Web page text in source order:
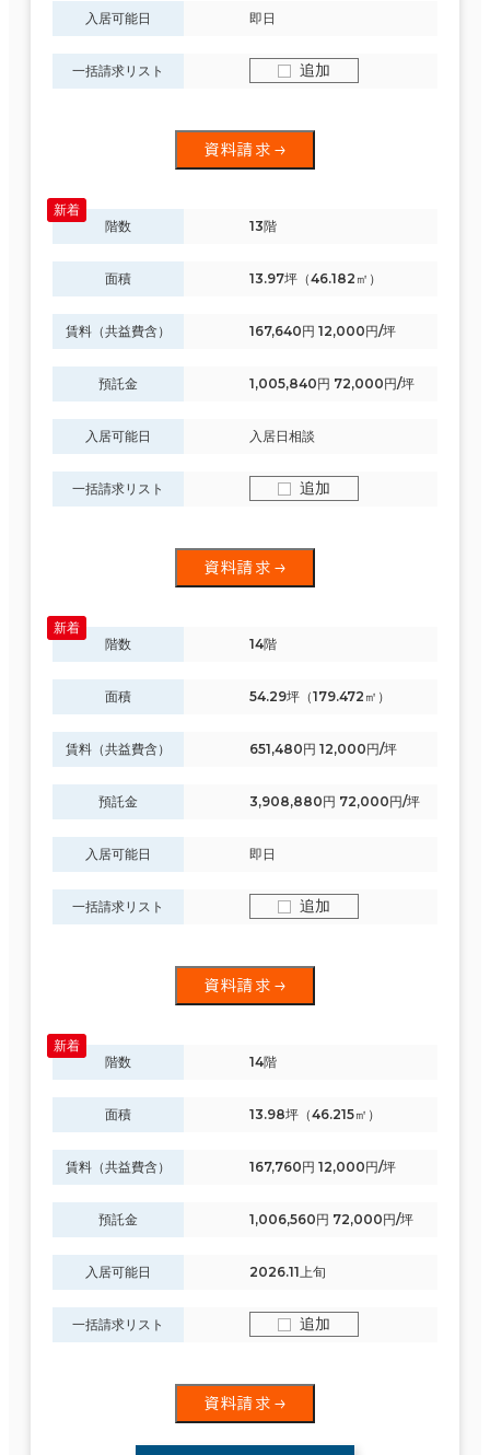
入居可能日 即日
一括請求リスト 追加
資料請求
階数 13階
面積 13.97坪（46.182㎡）
賃料（共益費含） 167,640円 12,000円/坪
預託金 1,005,840円 72,000円/坪
入居可能日 入居日相談
一括請求リスト 追加
資料請求
階数 14階
面積 54.29坪（179.472㎡）
賃料（共益費含） 651,480円 12,000円/坪
預託金 3,908,880円 72,000円/坪
入居可能日 即日
一括請求リスト 追加
資料請求
階数 14階
面積 13.98坪（46.215㎡）
賃料（共益費含） 167,760円 12,000円/坪
預託金 1,006,560円 72,000円/坪
入居可能日 2026.11上旬
一括請求リスト 追加
資料請求
エリアを追加・変更する
福岡県 (860)
佐賀県 (39)
長崎県 (195)
熊本県
条件で絞り込む
現在の条件
人数
賃料選択（共益費含）
～
賃料非公開物件を含む
3分以内
5分以内
10分以内
入居可能時期
即入居可能